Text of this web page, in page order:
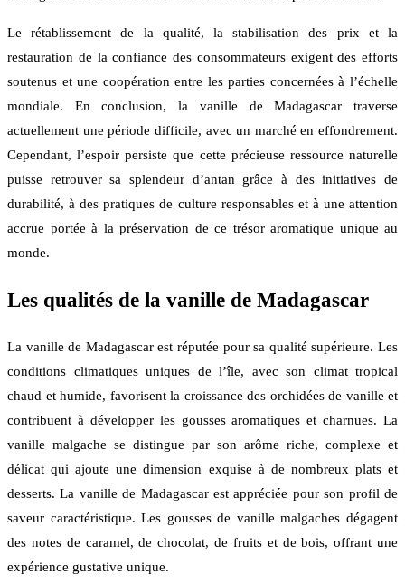
Le rétablissement de la qualité, la stabilisation des prix et la
restauration de la confiance des consommateurs exigent des efforts
soutenus et une coopération entre les parties concernées à l’échelle
mondiale. En conclusion, la vanille de Madagascar traverse
actuellement une période difficile, avec un marché en effondrement.
Cependant, l’espoir persiste que cette précieuse ressource naturelle
puisse retrouver sa splendeur d’antan grâce à des initiatives de
durabilité, à des pratiques de culture responsables et à une attention
accrue portée à la préservation de ce trésor aromatique unique au
monde.
Les qualités de la vanille de Madagascar
La vanille de Madagascar est réputée pour sa qualité supérieure. Les
conditions climatiques uniques de l’île, avec son climat tropical
chaud et humide, favorisent la croissance des orchidées de vanille et
contribuent à développer les gousses aromatiques et charnues. La
vanille malgache se distingue par son arôme riche, complexe et
délicat qui ajoute une dimension exquise à de nombreux plats et
desserts. La vanille de Madagascar est appréciée pour son profil de
saveur caractéristique. Les gousses de vanille malgaches dégagent
des notes de caramel, de chocolat, de fruits et de bois, offrant une
expérience gustative unique.